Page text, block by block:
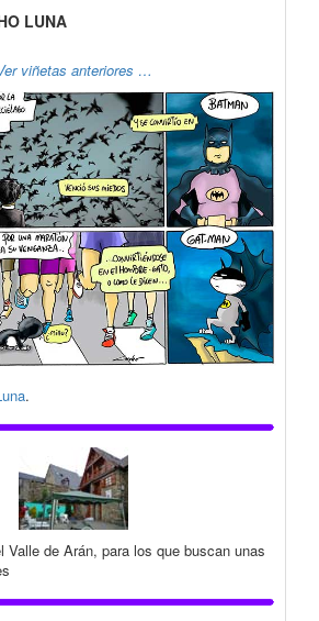
LUNA
viñetas anteriores …
.
Valle de Arán, para los que buscan unas